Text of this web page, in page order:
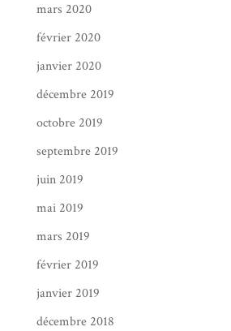
mars 2020
février 2020
janvier 2020
décembre 2019
octobre 2019
septembre 2019
juin 2019
mai 2019
mars 2019
février 2019
janvier 2019
décembre 2018